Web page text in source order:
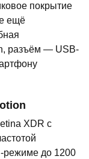
покрытие
ещё
разъём — USB-
XDR с
режиме до 1200